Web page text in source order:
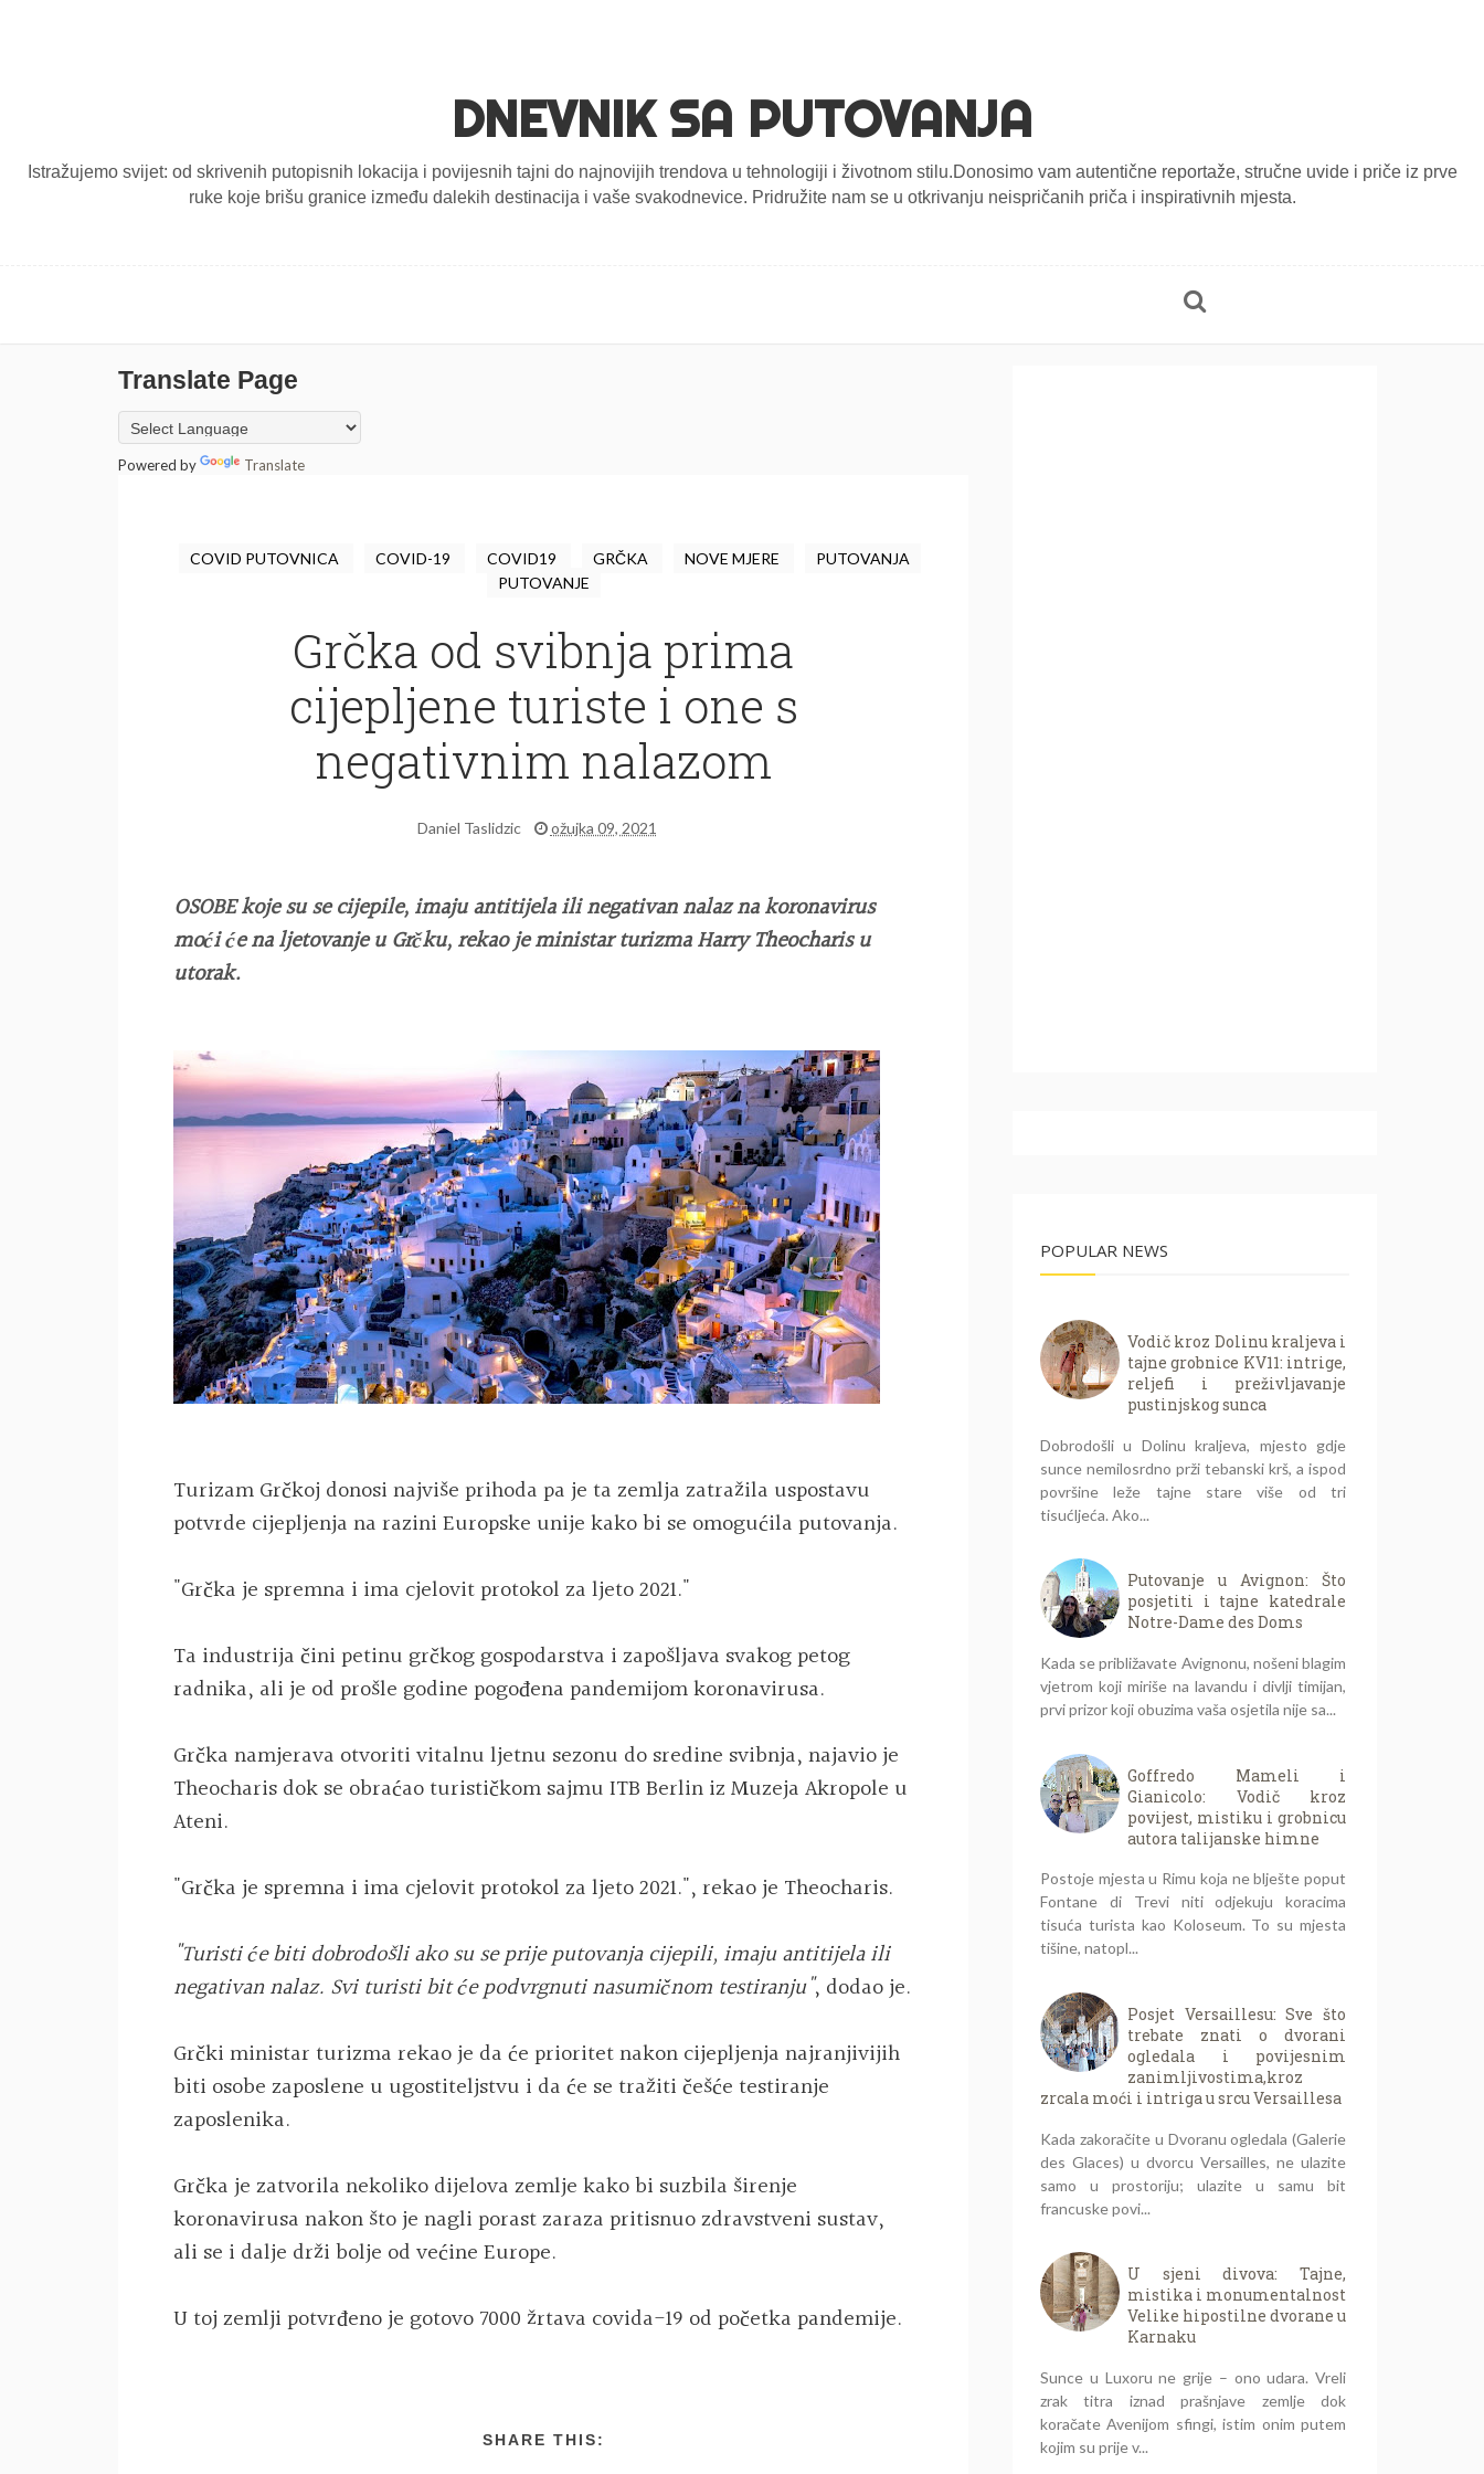
DNEVNIK SA PUTOVANJA
Istražujemo svijet: od skrivenih putopisnih lokacija i povijesnih tajni do najnovijih trendova u tehnologiji i životnom stilu.Donosimo vam autentične reportaže, stručne uvide i priče iz prve
ruke koje brišu granice između dalekih destinacija i vaše svakodnevice. Pridružite nam se u otkrivanju neispričanih priča i inspirativnih mjesta.
Translate Page
Powered by Translate
COVID PUTOVNICA COVID-19 COVID19 GRČKA NOVE MJERE
PUTOVANJA
PUTOVANJE
Grčka od svibnja prima
cijepljene turiste i one s
negativnim nalazom
Daniel Taslidzic ožujka 09, 2021
OSOBE koje su se cijepile, imaju antitijela ili negativan nalaz na koronavirus
moći će na ljetovanje u Grčku, rekao je ministar turizma Harry Theocharis u
utorak.
Turizam Grčkoj donosi najviše prihoda pa je ta zemlja zatražila uspostavu
potvrde cijepljenja na razini Europske unije kako bi se omogućila putovanja.
"Grčka je spremna i ima cjelovit protokol za ljeto 2021."
Ta industrija čini petinu grčkog gospodarstva i zapošljava svakog petog
radnika, ali je od prošle godine pogođena pandemijom koronavirusa.
Grčka namjerava otvoriti vitalnu ljetnu sezonu do sredine svibnja, najavio je
Theocharis dok se obraćao turističkom sajmu ITB Berlin iz Muzeja Akropole u
Ateni.
"Grčka je spremna i ima cjelovit protokol za ljeto 2021.", rekao je Theocharis.
"Turisti će biti dobrodošli ako su se prije putovanja cijepili, imaju antitijela ili
negativan nalaz. Svi turisti bit će podvrgnuti nasumičnom testiranju", dodao je.
Grčki ministar turizma rekao je da će prioritet nakon cijepljenja najranjivijih
biti osobe zaposlene u ugostiteljstvu i da će se tražiti češće testiranje
zaposlenika.
Grčka je zatvorila nekoliko dijelova zemlje kako bi suzbila širenje
koronavirusa nakon što je nagli porast zaraza pritisnuo zdravstveni sustav,
ali se i dalje drži bolje od većine Europe.
U toj zemlji potvrđeno je gotovo 7000 žrtava covida-19 od početka pandemije.
SHARE THIS:
POPULAR NEWS
Vodič kroz Dolinu kraljeva i
tajne grobnice KV11: intrige,
reljefi i preživljavanje
pustinjskog sunca
Dobrodošli u Dolinu kraljeva, mjesto gdje
sunce nemilosrdno prži tebanski krš, a ispod
površine leže tajne stare više od tri
tisućljeća. Ako...
Putovanje u Avignon: Što
posjetiti i tajne katedrale
Notre-Dame des Doms
Kada se približavate Avignonu, nošeni blagim
vjetrom koji miriše na lavandu i divlji timijan,
prvi prizor koji obuzima vaša osjetila nije sa...
Goffredo Mameli i
Gianicolo: Vodič kroz
povijest, mistiku i grobnicu
autora talijanske himne
Postoje mjesta u Rimu koja ne blješte poput
Fontane di Trevi niti odjekuju koracima
tisuća turista kao Koloseum. To su mjesta
tišine, natopl...
Posjet Versaillesu: Sve što
trebate znati o dvorani
ogledala i povijesnim
zanimljivostima,kroz
zrcala moći i intriga u srcu Versaillesa
Kada zakoračite u Dvoranu ogledala (Galerie
des Glaces) u dvorcu Versailles, ne ulazite
samo u prostoriju; ulazite u samu bit
francuske povi...
U sjeni divova: Tajne,
mistika i monumentalnost
Velike hipostilne dvorane u
Karnaku
Sunce u Luxoru ne grije – ono udara. Vreli
zrak titra iznad prašnjave zemlje dok
koračate Avenijom sfingi, istim onim putem
kojim su prije v...